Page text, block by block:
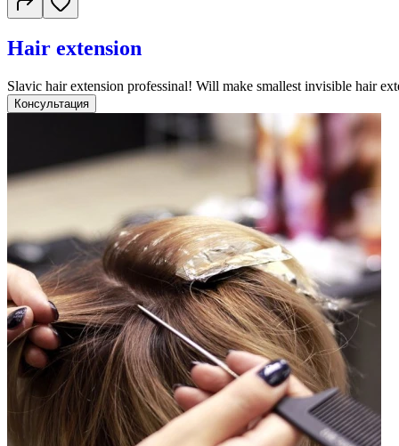
Hair extension
Slavic hair extension professinal! Will make smallest invisible hair
Консультация